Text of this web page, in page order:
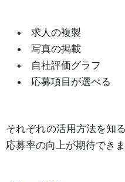
求人の複製
写真の掲載
自社評価グラフ
応募項目が選べる
それぞれの活用方法を知
応募率の向上が期待できま